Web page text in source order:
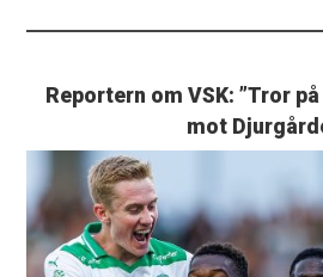
Reportern om VSK: ”Tror
mot